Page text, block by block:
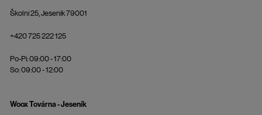
Školní 25, Jeseník 79001
+420 725 222 125
Po-Pi: 09:00 - 17:00
So: 09:00 - 12:00
Woox Továrna - Jeseník